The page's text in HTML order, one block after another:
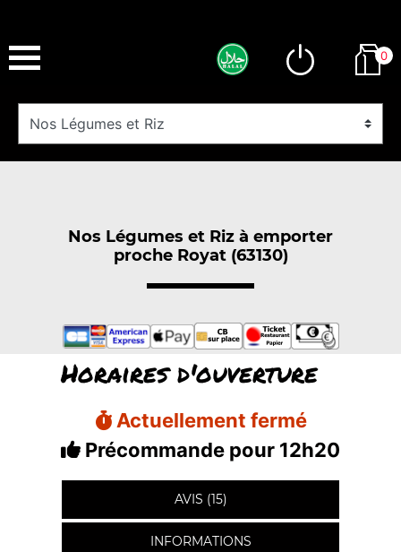
0
Nos Légumes et Riz à emporter
proche Royat (63130)
Horaires d'ouverture
Actuellement fermé
Précommande pour 12h20
AVIS (15)
INFORMATIONS